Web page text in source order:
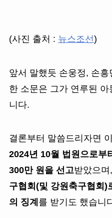
(사진 출처 : 뉴스조선)
앞서 말했듯 손웅정, 손
한 소문은 그가 연루된
니다.
결론부터 말씀드리자면
2024년 10월 법원으로부
300만 원을 선고받았으며,
구협회(및 강원축구협회)
의 징계 를 받기도 했습니